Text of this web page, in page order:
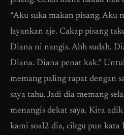
“Aku suka makan pisang. Aku
layankan aje. Cakap pisang
Diana ni nangis. Ahh sudah.
Diana. Diana penat kak.”
memang paling rapat dengan
saya tahu. Jadi dia memang
menangis dekat saya. Kira
kami soal2 dia, cikgu pun kata